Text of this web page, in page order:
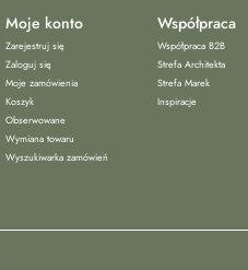
Moje konto
Zarejestruj się
Zaloguj się
Moje zamówienia
Koszyk
Obserwowane
Wymiana towaru
Wyszukiwarka zamówień
Współpraca
Współpraca B2B
Strefa Architekta
Strefa Marek
Inspiracje